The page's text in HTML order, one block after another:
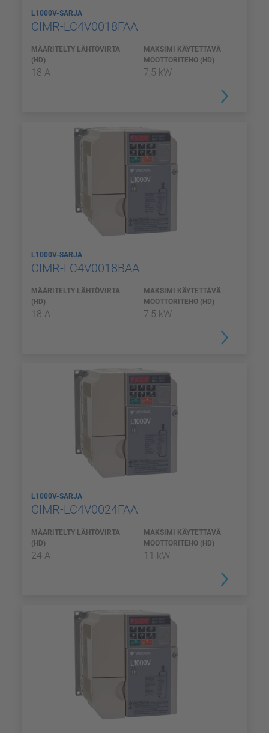
L1000V-SARJA
CIMR-LC4V0018FAA
MÄÄRITELTY LÄHTÖVIRTA
(HD)
18 A
MAKSIMI KÄYTETTÄVÄ
MOOTTORITEHO (HD)
7,5 kW
L1000V-SARJA
CIMR-LC4V0018BAA
MÄÄRITELTY LÄHTÖVIRTA
(HD)
18 A
MAKSIMI KÄYTETTÄVÄ
MOOTTORITEHO (HD)
7,5 kW
L1000V-SARJA
CIMR-LC4V0024FAA
MÄÄRITELTY LÄHTÖVIRTA
(HD)
24 A
MAKSIMI KÄYTETTÄVÄ
MOOTTORITEHO (HD)
11 kW